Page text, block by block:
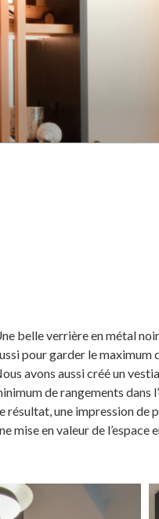
décorateur
belle verrière en métal
pour garder le maximum
avons aussi créé un
de rangements dans
résultat, une impression de
mise en valeur de l’espace